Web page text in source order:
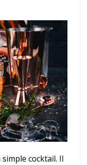
cocktail. Il